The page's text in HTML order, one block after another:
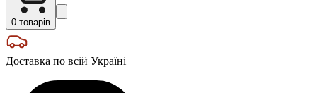
0 товарів
Доставка по всій Україні